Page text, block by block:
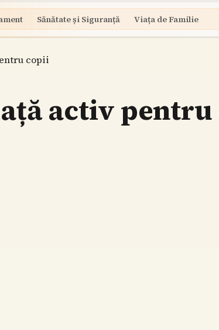
Sănătate și Siguranță Viața de Familie
copii
activ